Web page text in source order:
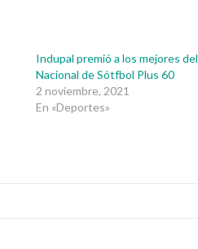
Indupal premió a los mejores del
Nacional de Sótfbol Plus 60
2 noviembre, 2021
En «Deportes»